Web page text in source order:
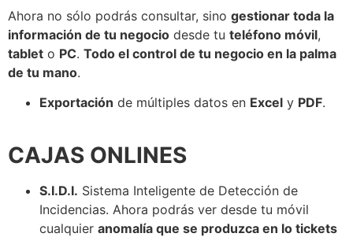
Ahora no sólo podrás consultar, sino gestionar toda la
información de tu negocio desde tu teléfono móvil,
tablet o PC. Todo el control de tu negocio en la palma
de tu mano.
Exportación de múltiples datos en Excel y PDF.
CAJAS ONLINES
S.I.D.I. Sistema Inteligente de Detección de
Incidencias. Ahora podrás ver desde tu móvil
cualquier anomalía que se produzca en lo tickets